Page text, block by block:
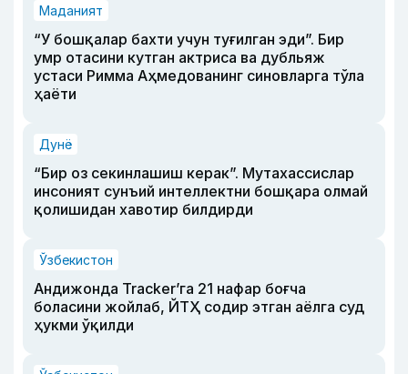
Маданият
“У бошқалар бахти учун туғилган эди”. Бир
умр отасини кутган актриса ва дубльяж
устаси Римма Аҳмедованинг синовларга тўла
ҳаёти
Дунё
“Бир оз секинлашиш керак”. Мутахассислар
инсоният сунъий интеллектни бошқара олмай
қолишидан хавотир билдирди
Ўзбекистон
Андижонда Tracker’га 21 нафар боғча
боласини жойлаб, ЙТҲ содир этган аёлга суд
ҳукми ўқилди